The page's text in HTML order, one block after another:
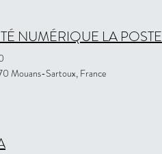
NUMÉRIQUE LA POSTE
Mouans-Sartoux, France